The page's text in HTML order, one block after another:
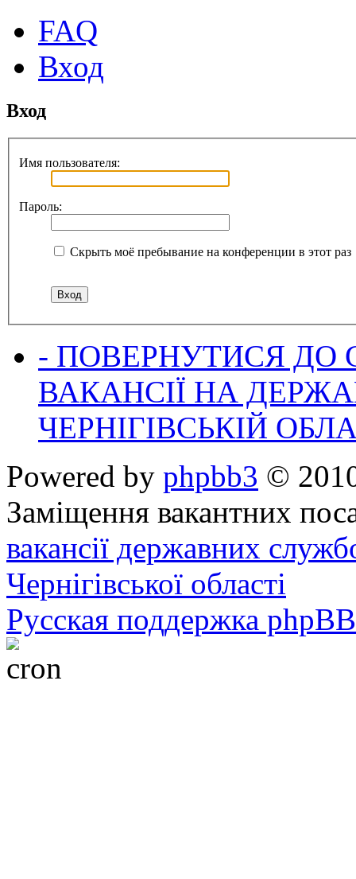
FAQ
Вход
Вход
Имя пользователя:
Пароль:
Скрыть моё пребывание на конференции в этот раз
- ПОВЕРНУТИСЯ ДО
ВАКАНСІЇ НА
ЧЕРНІГІВСЬКІЙ
Powered by phpbb3 ©
Заміщення вакантних
вакансії державних
Чернігівської області
Русская поддержка phpBB